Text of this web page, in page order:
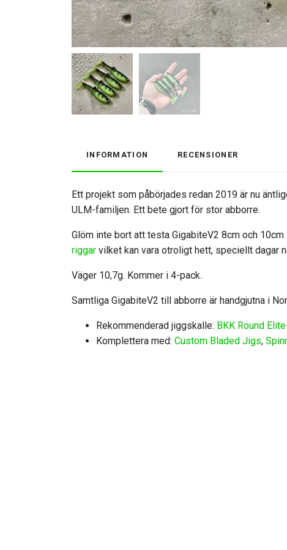
INFORMATION RECENSIONER
Ett projekt som påbörjades redan 2019 är nu
ULM-familjen. Ett bete gjort för stor abborre.
Glöm inte bort att testa GigabiteV2 8cm och
riggar vilket kan vara otroligt hett, speciellt dagar
Väger 10,7g. Kommer i 4-pack.
Samtliga GigabiteV2 till abborre är handgjutna i
Rekommenderad jiggskalle: BKK Round
Komplettera med: Custom Bladed Jigs,